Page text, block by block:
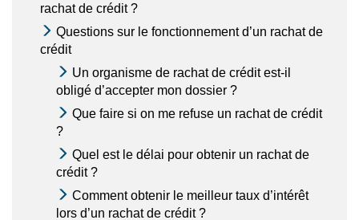
rachat de crédit ?
Questions sur le fonctionnement d’un rachat de
crédit
Un organisme de rachat de crédit est-il
obligé d’accepter mon dossier ?
Que faire si on me refuse un rachat de crédit
?
Quel est le délai pour obtenir un rachat de
crédit ?
Comment obtenir le meilleur taux d’intérêt
lors d’un rachat de crédit ?